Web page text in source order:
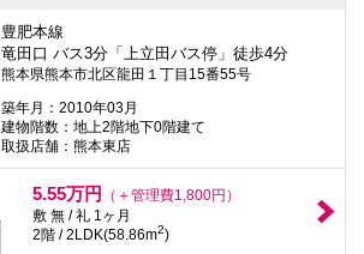
豊肥本線
竜田口 バス3分「上立田バス停」徒歩4分
熊本県熊本市北区龍田１丁目15番55号
築年月：2010年03月
建物階数：地上2階地下0階建て
取扱店舗：熊本東店
5.55万円
（＋管理費1,800円）
敷 無 / 礼 1ヶ月
2階 / 2LDK(58.86m2)